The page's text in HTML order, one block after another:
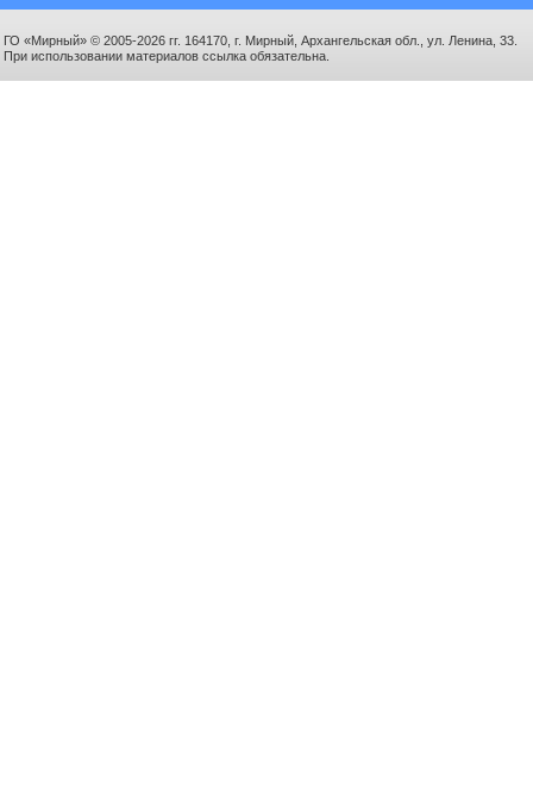
ГО «Мирный» © 2005-2026 гг. 164170, г. Мирный, Архангельская обл., ул. Ленина, 33.
При использовании материалов ссылка обязательна.